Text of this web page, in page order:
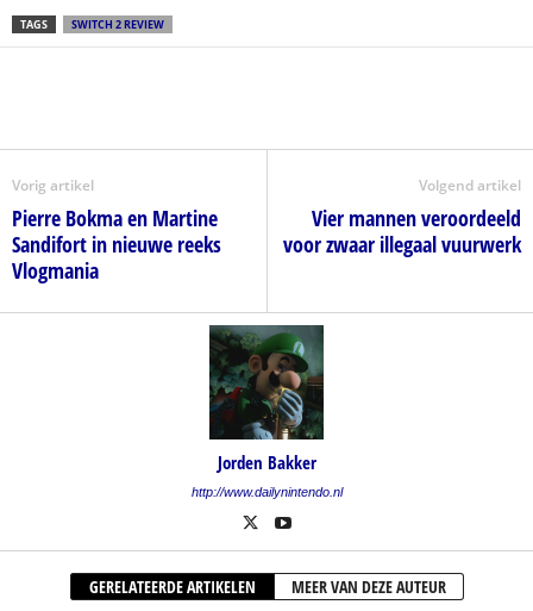
TAGS SWITCH 2 REVIEW
Vorig artikel
Pierre Bokma en Martine
Sandifort in nieuwe reeks
Vlogmania
Volgend artikel
Vier mannen veroordeeld
voor zwaar illegaal vuurwerk
Jorden Bakker
http://www.dailynintendo.nl
GERELATEERDE ARTIKELEN MEER VAN DEZE AUTEUR